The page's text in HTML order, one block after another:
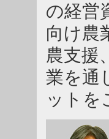
の経営
向け農
農支援
業を通
ットを